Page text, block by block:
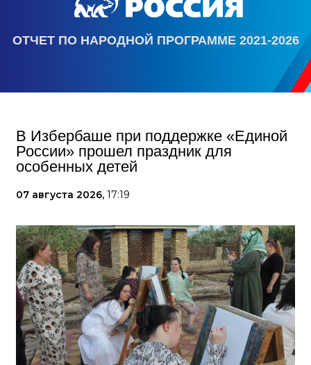
ОТЧЕТ ПО НАРОДНОЙ ПРОГРАММЕ 2021-2026
В Избербаше при поддержке «Единой
России» прошел праздник для
особенных детей
07 августа 2026, 17:19